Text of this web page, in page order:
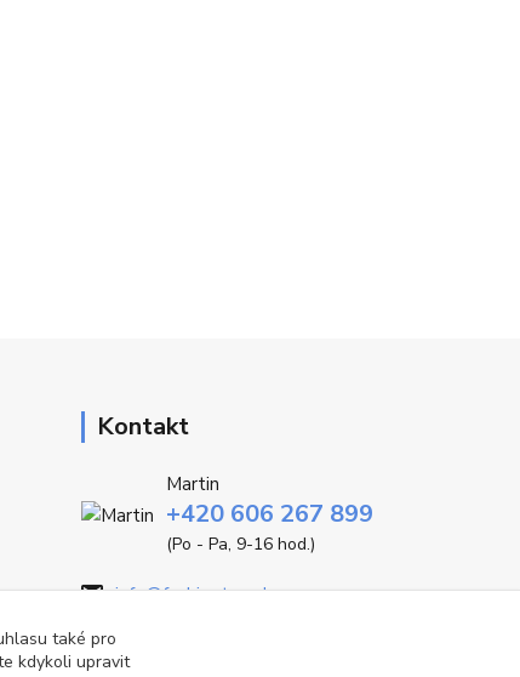
Kontakt
Martin
+420 606 267 899
(Po - Pa, 9-16 hod.)
info@fashiontrend.cz
také pro
kdykoli upravit